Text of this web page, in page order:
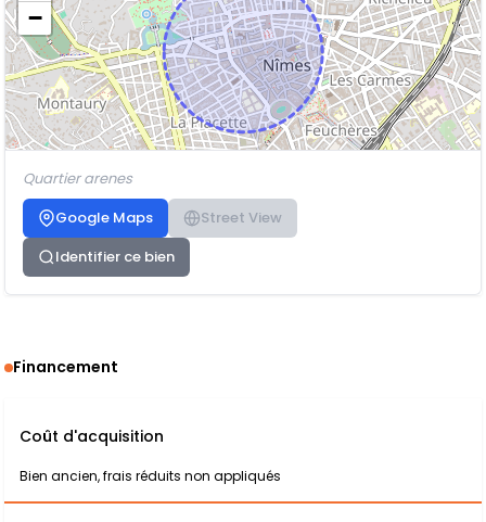
−
Quartier arenes
Google Maps
Street View
Identifier ce bien
Financement
Coût d'acquisition
Bien ancien, frais réduits non appliqués